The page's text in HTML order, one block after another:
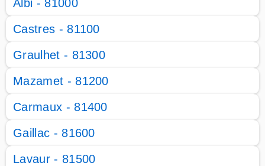
Albi - 81000
Castres - 81100
Graulhet - 81300
Mazamet - 81200
Carmaux - 81400
Gaillac - 81600
Lavaur - 81500